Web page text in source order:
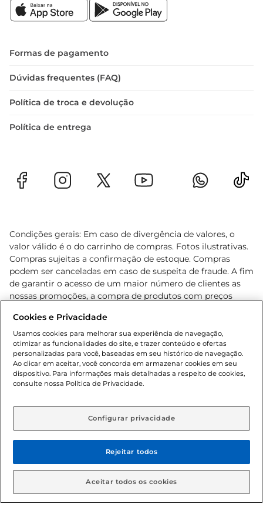
62,50cm x 45,00cm x 32,00cm, o Ventilador
Mondial Mesa VSP40B é leve, pesando apenas
flexibilidade. Além disso, conta com um ano de
Mondial.
eficiência, praticidade e conforto, o Ventilador
agora mesmo um produto que trará frescor e
Formas de pagamento
Dúvidas frequentes (FAQ)
Política de troca e devolução
Política de entrega
Condições gerais: Em caso de divergência de valores, o
valor válido é o do carrinho de compras. Fotos ilustrativas.
Compras sujeitas a confirmação de estoque. Compras
podem ser canceladas em caso de suspeita de fraude. A fim
de garantir o acesso de um maior número de clientes as
nossas promoções, a compra de produtos com preços
cliente. Os preços, ofertas e condições são exclusivos para
o e-commerce e válidos durante o dia de hoje, podendo
sofrer alterações sem prévia notificação. Proibida a venda
de bebidas alcoólicas para menores de 18 anos, conforme
Lei n.º 8069/90, art. 81, inciso II (Estatuto da Criança e do
Adolescente). Preços e condições exclusivos para o
aviso prévio. O valor mínimo para as compras on-line é de
© 2026 Copyright. Todos os direitos
reservados Gbarbosa.
Cookies e Privacidade
Usamos cookies para melhorar sua experiência de navegação,
otimizar as funcionalidades do site, e trazer conteúdo e ofertas
personalizadas para você, baseadas em seu histórico de navegação.
Ao clicar em aceitar, você concorda em armazenar cookies em seu
dispositivo. Para informações mais detalhadas a respeito de cookies,
consulte nossa Política de Privacidade.
Configurar privacidade
Rejeitar todos
Aceitar todos os cookies